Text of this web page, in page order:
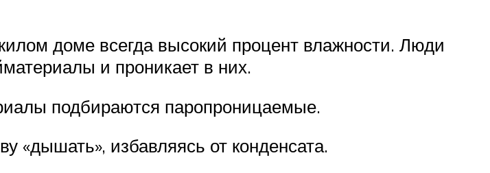
доме всегда высокий процент влажности. Люди
и проникает в них.
подбираются паропроницаемые.
«дышать», избавляясь от конденсата.